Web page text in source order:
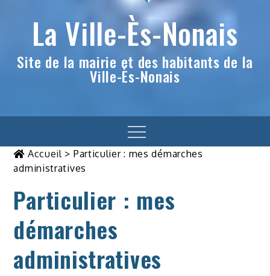
La Ville-Ès-Nonais
Site de la mairie et des habitants de la
Ville-Ès-Nonais
Menu
Accueil> Particulier : mes démarches
administratives
Particulier : mes
démarches
administratives